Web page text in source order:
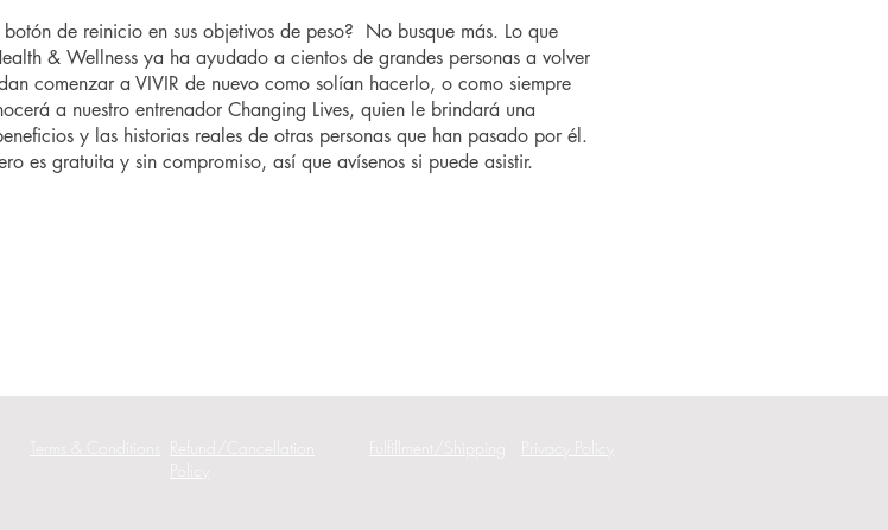
de reinicio en sus objetivos de peso? No busque más. Lo que
& Wellness ya ha ayudado a cientos de grandes personas a volver
comenzar a VIVIR de nuevo como solían hacerlo, o como siempre
a nuestro entrenador Changing Lives, quien le brindará una
y las historias reales de otras personas que han pasado por él.
es gratuita y sin compromiso, así que avísenos si puede asistir.